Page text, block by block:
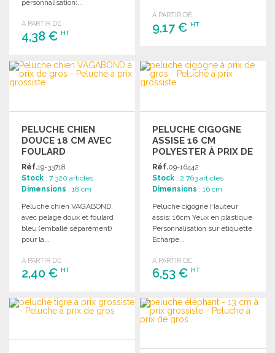
personnalisation:...
A PARTIR DE
4,38 € HT
COMMANDER
Demander un devis
A PARTIR DE
9,17 €HT
Demander un devis
PELUCHE CHIEN
DOUCE 18 CM AVEC
FOULARD
Réf.19-33718
Stock : 7 320 articles
Dimensions : 18 cm
Peluche chien VAGABOND:
avec pelage doux et foulard
bleu (emballé séparément)
pour la...
A PARTIR DE
2,40 € HT
COMMANDER
PELUCHE CIGOGNE
ASSISE 16 CM
POLYESTER À PRIX DE
GROS
Réf.09-16442
Stock : 2 763 articles
Dimensions : 16 cm
Peluche cigogne Hauteur
assis: 16cm Yeux en plastique
Personnalisation sur etiquette
Echarpe...
A PARTIR DE
6,53 €HT
COMMANDER
Demander un devis